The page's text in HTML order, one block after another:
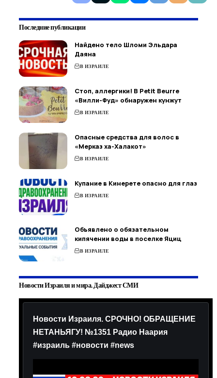
Последние публикации
Найдено тело Шломи Эльдара
Даяна
В ИЗРАИЛЕ
Стоп, аллергики! В Petit Beurre
«Вилли-Фуд» обнаружен кунжут
В ИЗРАИЛЕ
Опасные средства для волос в
«Мерказ ха-Халакот»
В ИЗРАИЛЕ
Купание в Кинерете опасно для глаз
В ИЗРАИЛЕ
Объявлено о обязательном
кипячении воды в поселке Яциц
В ИЗРАИЛЕ
Новости Израиля и мира. Дайджест СМИ